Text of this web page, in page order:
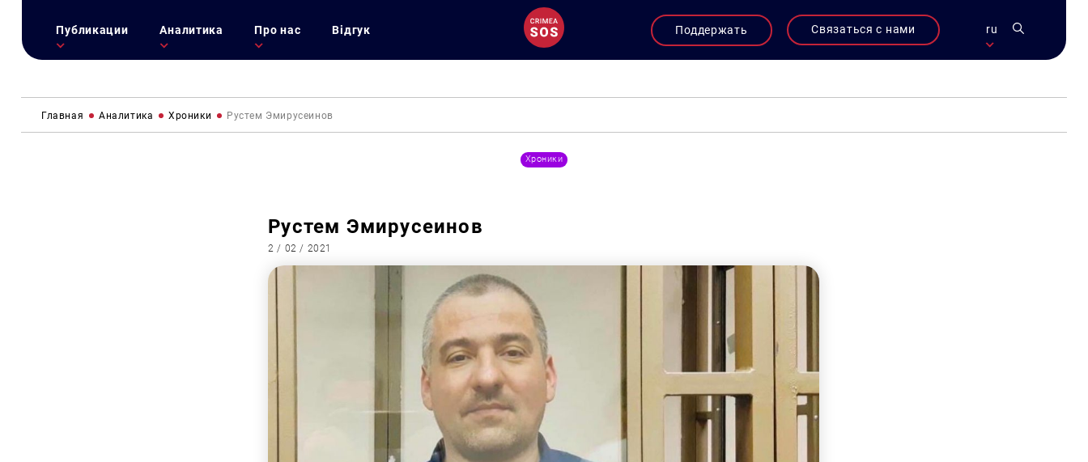
Публикации Аналитика Про нас Відгук Поддержать Связаться с нами ru
Главная Аналитика Хроники Рустем Эмирусеинов
Хроники
Рустем Эмирусеинов
2 / 02 / 2021